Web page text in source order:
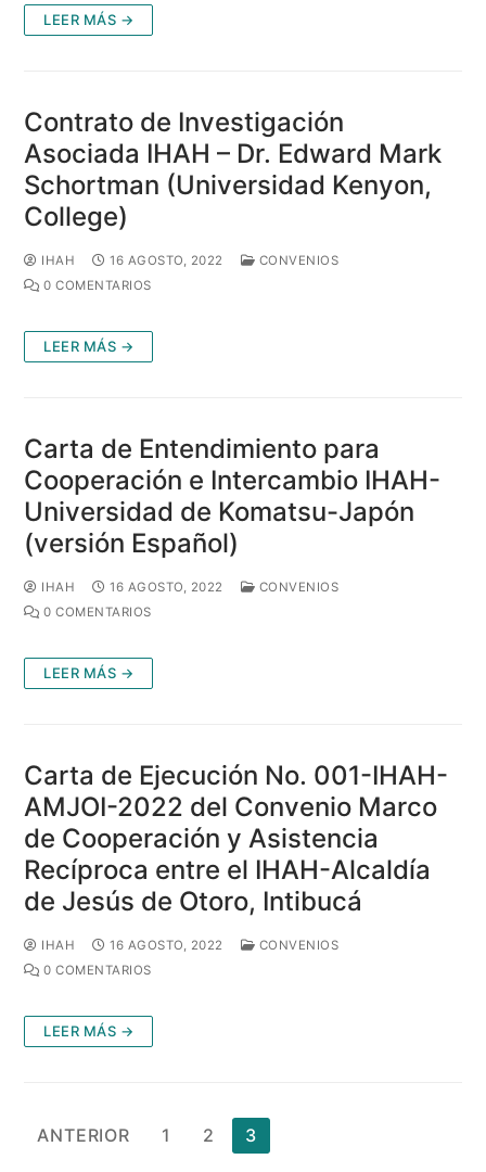
LEER MÁS →
Contrato de Investigación
Asociada IHAH – Dr. Edward Mark
Schortman (Universidad Kenyon,
College)
IHAH 16 AGOSTO, 2022
CONVENIOS
0 COMENTARIOS
LEER MÁS →
Carta de Entendimiento para
Cooperación e Intercambio IHAH-
Universidad de Komatsu-Japón
(versión Español)
IHAH 16 AGOSTO, 2022
CONVENIOS
0 COMENTARIOS
LEER MÁS →
Carta de Ejecución No. 001-IHAH-
AMJOI-2022 del Convenio Marco
de Cooperación y Asistencia
Recíproca entre el IHAH-Alcaldía
de Jesús de Otoro, Intibucá
IHAH 16 AGOSTO, 2022
CONVENIOS
0 COMENTARIOS
LEER MÁS →
Paginación
ANTERIOR 1 2 3